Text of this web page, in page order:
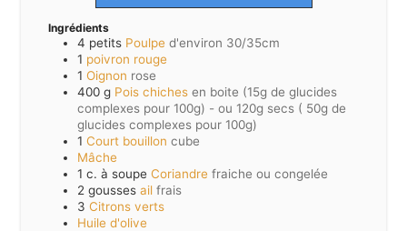
Ingrédients
4 petits Poulpe d'environ 30/35cm
1 poivron rouge
1 Oignon rose
400 g Pois chiches en boite (15g de glucides
complexes pour 100g) - ou 120g secs ( 50g de
glucides complexes pour 100g)
1 Court bouillon cube
Mâche
1 c. à soupe Coriandre fraiche ou congelée
2 gousses ail frais
3 Citrons verts
Huile d'olive